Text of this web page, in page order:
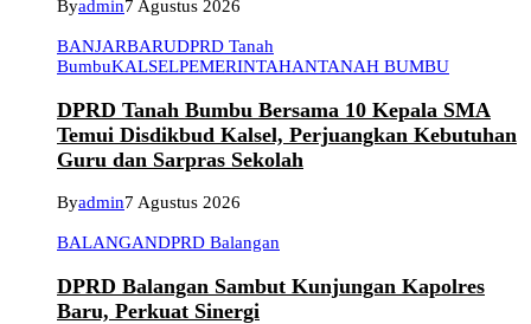
Byadmin7 Agustus 2026
BANJARBARUDPRD Tanah
BumbuKALSELPEMERINTAHANTANAH BUMBU
DPRD Tanah Bumbu Bersama 10 Kepala SMA
Temui Disdikbud Kalsel, Perjuangkan Kebutuhan
Guru dan Sarpras Sekolah
Byadmin7 Agustus 2026
BALANGANDPRD Balangan
DPRD Balangan Sambut Kunjungan Kapolres
Baru, Perkuat Sinergi